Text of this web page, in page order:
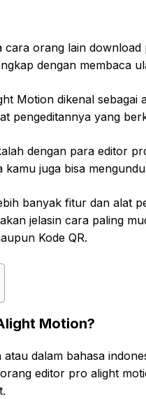
cara orang lain
dengan membaca
Motion dikenal sebagai
pengeditannya yang
dengan para editor
kamu juga bisa
banyak fitur dan alat
jelasin cara paling
Kode QR.
Motion?
dalam bahasa
editor pro alight